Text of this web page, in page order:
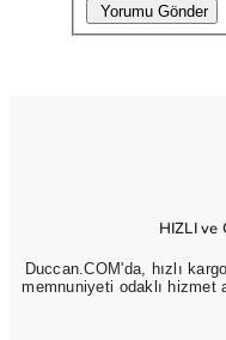
Yorumu Gönder
HIZLI ve
Duccan.COM'da, hızlı
memnuniyeti odaklı hizmet